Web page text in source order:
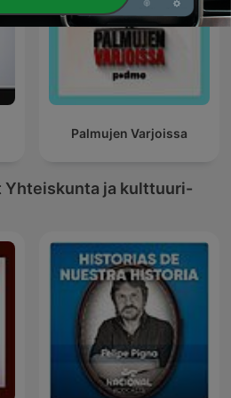
Palmujen Varjoissa
Yhteiskunta ja kulttuuri-